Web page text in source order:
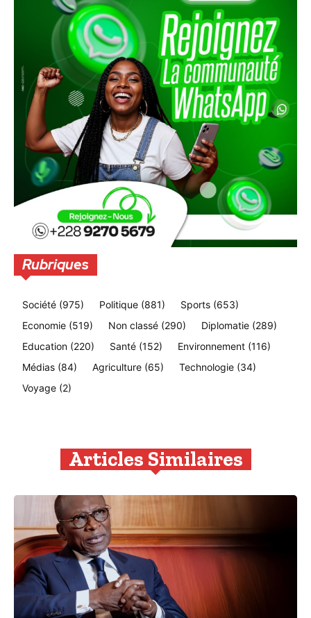
Rubriques
Société (975) Politique (881) Sports (653)
Economie (519) Non classé (290) Diplomatie (289)
Education (220) Santé (152) Environnement (116)
Médias (84) Agriculture (65) Technologie (34)
Voyage (2)
Articles Similaires